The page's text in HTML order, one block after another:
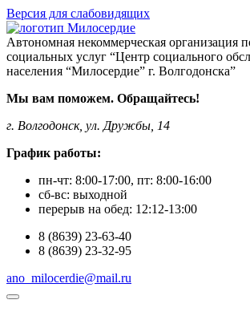
Версия для слабовидящих
Автономная некоммерческая организация
социальных услуг “Центр социального
населения “Милосердие” г. Волгодонска”
Мы вам поможем. Обращайтесь!
г. Волгодонск, ул. Дружбы, 14
График работы:
пн-чт: 8:00-17:00, пт: 8:00-16:00
сб-вс: выходной
перерыв на обед: 12:12-13:00
8 (8639) 23-63-40
8 (8639) 23-32-95
ano_milocerdie@mail.ru